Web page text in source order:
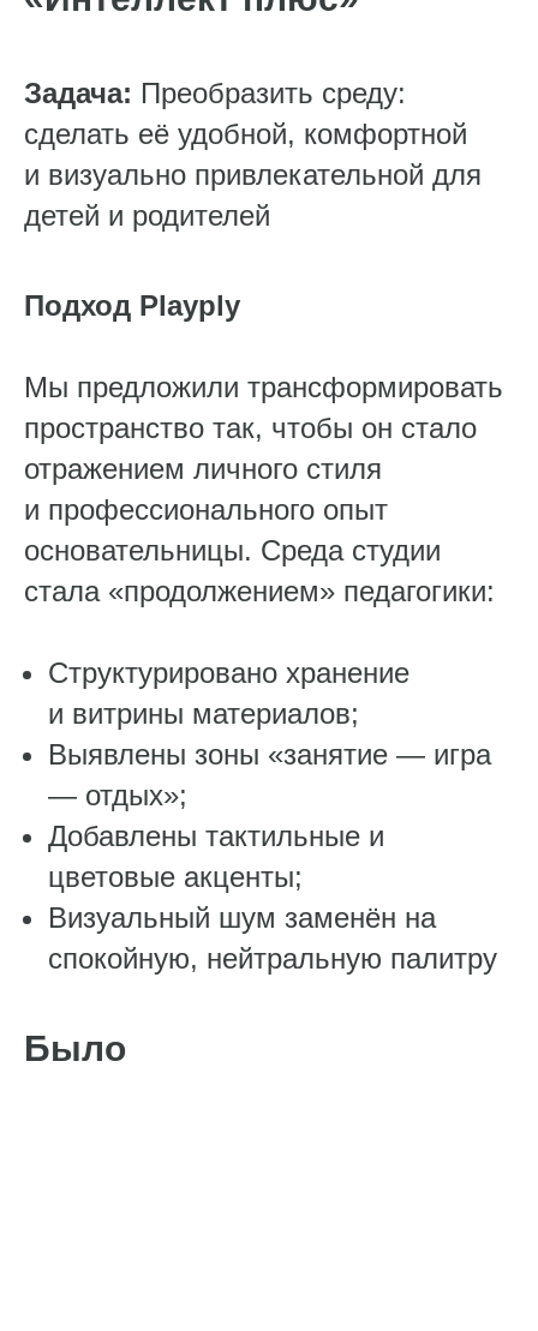
Задача: Преобразить среду:
сделать её удобной, комфортной
и визуально привлекательной для
детей и родителей
Подход Playply
Мы предложили трансформировать
пространство так, чтобы он стало
отражением личного стиля
и профессионального опыт
основательницы. Среда студии
стала «продолжением» педагогики:
Структурировано хранение
и витрины материалов;
Выявлены зоны «занятие — игра
— отдых»;
Добавлены тактильные и
цветовые акценты;
Визуальный шум заменён на
спокойную, нейтральную палитру
Было